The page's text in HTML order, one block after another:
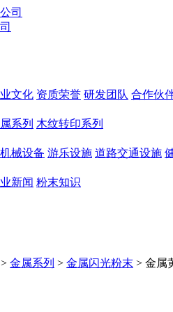
文化 资质荣誉 研发团队 合作伙
系列 木纹转印系列
机械设备 游乐设施 道路交通设施
新闻 粉末知识
> 金属系列 > 金属闪光粉末 > 金属